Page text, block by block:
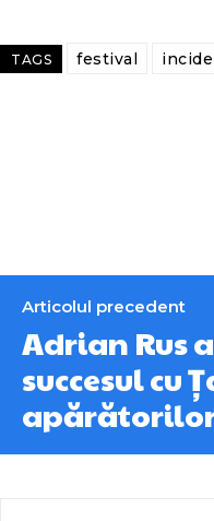
TAGS festival
Articolul precedent
Adrian Rus
succesul cu